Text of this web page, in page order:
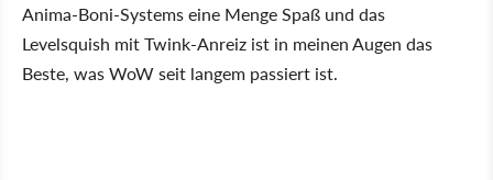
Anima-Boni-Systems eine Menge Spaß und das
Levelsquish mit Twink-Anreiz ist in meinen Augen das
Beste, was WoW seit langem passiert ist.